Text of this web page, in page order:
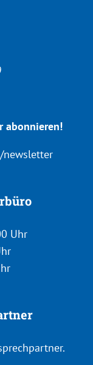
abonnieren!
newsletter
Uhr